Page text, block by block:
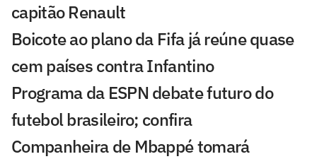
capitão Renault
Boicote ao plano da Fifa já reúne quase
cem países contra Infantino
Programa da ESPN debate futuro do
futebol brasileiro; confira
Companheira de Mbappé tomará